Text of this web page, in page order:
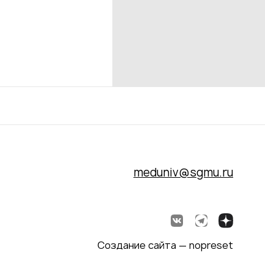
meduniv@sgmu.ru
Создание сайта — nopreset